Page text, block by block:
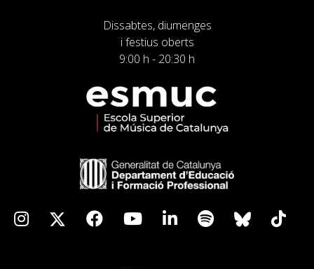
Dissabtes, diumenges
i festius oberts
9:00 h - 20:30 h